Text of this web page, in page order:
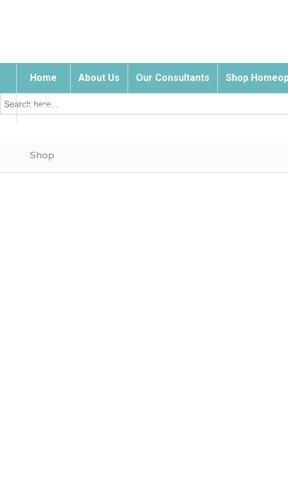
Home About Us Our Consultants Shop
Contact Us
Search
for:
Shop